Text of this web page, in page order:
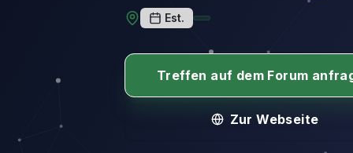
Est.
Treffen auf dem Forum
Zur Webseite